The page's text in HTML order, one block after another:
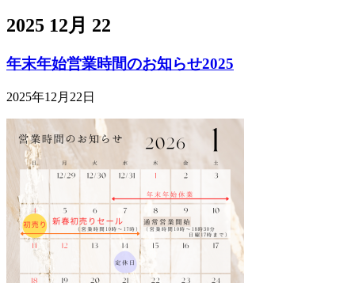
2025 12月 22
年末年始営業時間のお知らせ2025
2025年12月22日